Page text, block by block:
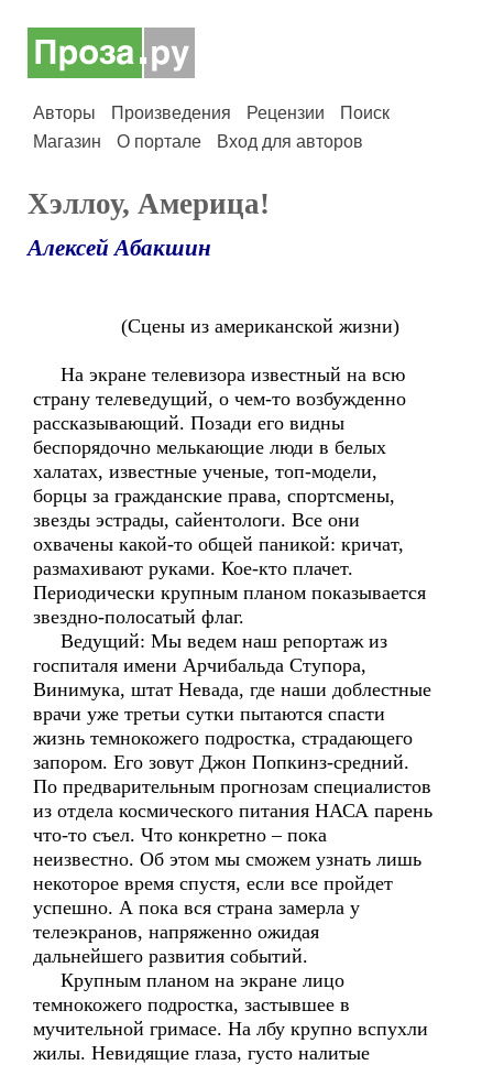
Авторы Произведения Рецензии
Поиск
Магазин
О портале Вход для авторов
Хэллоу, Америца!
Алексей Абакшин
(Сцены из американской жизни)
На экране телевизора известный на всю
страну телеведущий, о чем-то возбужденно
рассказывающий. Позади его видны
беспорядочно мелькающие люди в белых
халатах, известные ученые, топ-модели,
борцы за гражданские права, спортсмены,
звезды эстрады, сайентологи. Все они
охвачены какой-то общей паникой: кричат,
размахивают руками. Кое-кто плачет.
Периодически крупным планом показывается
звездно-полосатый флаг.
Ведущий: Мы ведем наш репортаж из
госпиталя имени Арчибальда Ступора,
Винимука, штат Невада, где наши доблестные
врачи уже третьи сутки пытаются спасти
жизнь темнокожего подростка, страдающего
запором. Его зовут Джон Попкинз-средний.
По предварительным прогнозам специалистов
из отдела космического питания НАСА парень
что-то съел. Что конкретно – пока
неизвестно. Об этом мы сможем узнать лишь
некоторое время спустя, если все пройдет
успешно. А пока вся страна замерла у
телеэкранов, напряженно ожидая
дальнейшего развития событий.
Крупным планом на экране лицо
темнокожего подростка, застывшее в
мучительной гримасе. На лбу крупно вспухли
жилы. Невидящие глаза, густо налитые